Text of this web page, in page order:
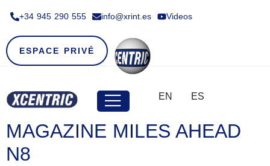
+34 945 290 555​ info@xrint.es Videos
ESPACE PRIVÉ
EN ES
MAGAZINE MILES AHEAD
N8